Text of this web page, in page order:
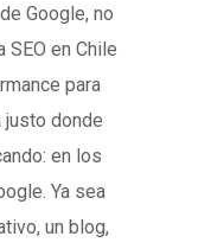
Google, no
en Chile
para
donde
en los
Ya sea
un blog,